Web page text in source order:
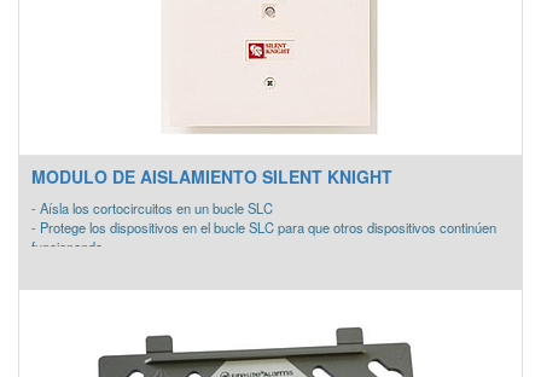
MODULO DE AISLAMIENTO SILENT KNIGHT
- Aísla los cortocircuitos en un bucle SLC
- Protege los dispositivos en el bucle SLC para que otros dispositivos continúen
funcionando.